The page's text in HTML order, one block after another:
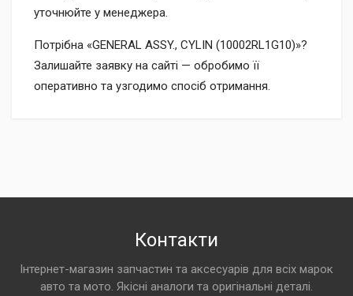
уточнюйте у менеджера.
Потрібна «GENERAL ASSY., CYLIN (10002RL1G10)»?
Залишайте заявку на сайті — обробимо її
оперативно та узгодимо спосіб отримання.
Контакти
Інтернет-магазин запчастин та аксесуарів для всіх марок
авто та мото. Якісні аналоги та оригінальні деталі.